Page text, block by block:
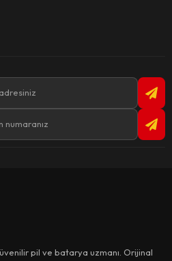
pil ve batarya uzmanı. Orijinal